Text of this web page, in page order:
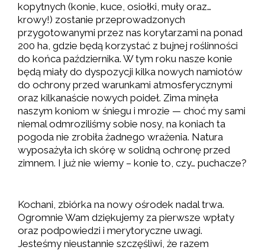
kopytnych (konie, kuce, osiołki, muły oraz…
krowy!) zostanie przeprowadzonych
przygotowanymi przez nas korytarzami na ponad
200 ha, gdzie będą korzystać z bujnej roślinności
do końca października. W tym roku nasze konie
będą miały do dyspozycji kilka nowych namiotów
do ochrony przed warunkami atmosferycznymi
oraz kilkanaście nowych poideł. Zima minęła
naszym koniom w śniegu i mrozie — choć my sami
niemal odmroziliśmy sobie nosy, na koniach ta
pogoda nie zrobiła żadnego wrażenia. Natura
wyposażyła ich skórę w solidną ochronę przed
zimnem. I już nie wiemy – konie to, czy… puchacze?
Kochani, zbiórka na nowy ośrodek nadal trwa.
Ogromnie Wam dziękujemy za pierwsze wpłaty
oraz podpowiedzi i merytoryczne uwagi.
Jesteśmy nieustannie szczęśliwi, że razem